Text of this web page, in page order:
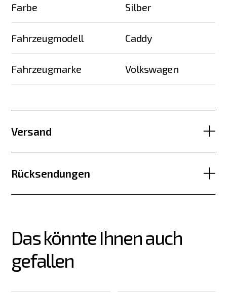
Farbe Silber
Fahrzeugmodell Caddy
Fahrzeugmarke Volkswagen
Versand
Rücksendungen
Das könnte Ihnen auch
gefallen